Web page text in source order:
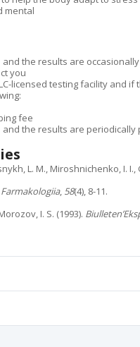
mental
the results are
you
licensed testing facility and if
fee
the results are periodically
L. M., Miroshnichenko, I. I.,
, 58(4), 8-11.
I. S. (1993).